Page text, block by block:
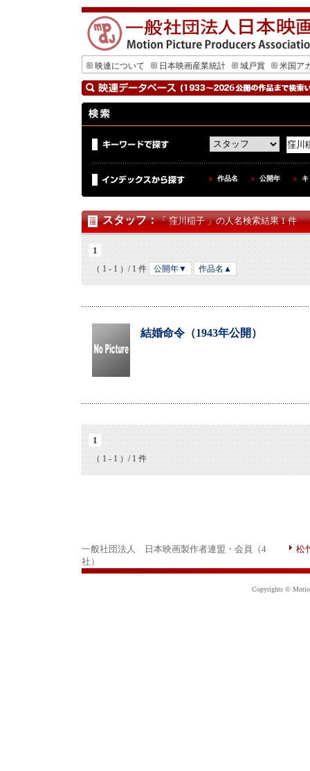
映連について 日本映画産業統計 城戸賞 米国ア
作品名 公開年
スタッフ：「 窪川稲子 」の人名検索結果 1 件
1
（ 1 - 1 ）/ 1 件 公開年▼ 作品名▲
結婚命令（1943年公開）
1
（ 1 - 1 ）/ 1 件
一般社団法人 日本映画製作者連盟・会員（4
社）
松
Copyrights ©